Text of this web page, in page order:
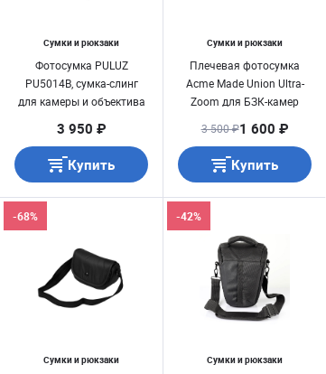
Сумки и рюкзаки
Фотосумка PULUZ
PU5014B, сумка-слинг
для камеры и объектива
3 950 ₽
Купить
Сумки и рюкзаки
Плечевая фотосумка
Acme Made Union Ultra-
Zoom для БЗК-камер
3 500 ₽1 600 ₽
Купить
Сумки и рюкзаки
-68%
Сумки и рюкзаки
-42%